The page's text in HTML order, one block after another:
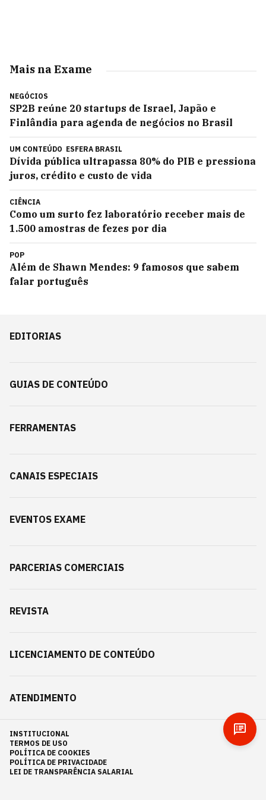
Mais na Exame
NEGÓCIOS
SP2B reúne 20 startups de Israel, Japão e
Finlândia para agenda de negócios no Brasil
UM CONTEÚDO ESFERA BRASIL
Dívida pública ultrapassa 80% do PIB e pressiona
juros, crédito e custo de vida
CIÊNCIA
Como um surto fez laboratório receber mais de
1.500 amostras de fezes por dia
POP
Além de Shawn Mendes: 9 famosos que sabem
falar português
EDITORIAS
GUIAS DE CONTEÚDO
FERRAMENTAS
CANAIS ESPECIAIS
EVENTOS EXAME
PARCERIAS COMERCIAIS
REVISTA
LICENCIAMENTO DE CONTEÚDO
ATENDIMENTO
INSTITUCIONAL
TERMOS DE USO
POLÍTICA DE COOKIES
POLÍTICA DE PRIVACIDADE
LEI DE TRANSPARÊNCIA SALARIAL